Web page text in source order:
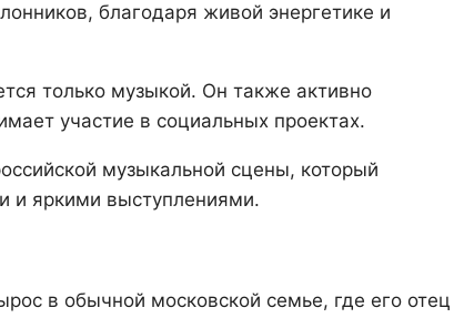
благодаря живой энергетике и
только музыкой. Он также активно
участие в социальных проектах.
музыкальной сцены, который
и яркими выступлениями.
в обычной московской семье, где его отец